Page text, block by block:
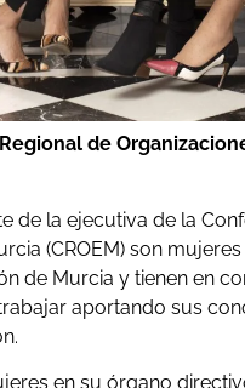
de
de la ejecutiva de la
(CROEM) son
de Murcia y tienen en
aportando sus
en su órgano